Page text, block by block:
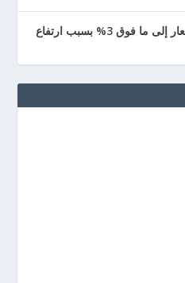
عاد معدل التضخم وارتفاع الأسعار إلى ما فوق 3% بسبب ارتفاع